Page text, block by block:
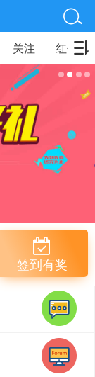
关注 红包
签到有奖